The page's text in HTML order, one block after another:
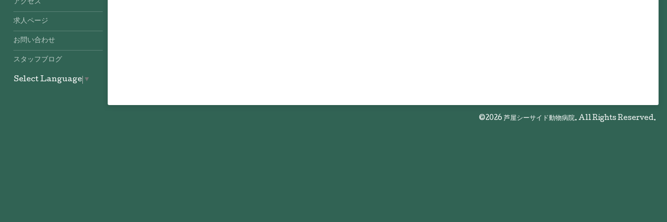
©2026 芦屋シーサイド動物病院. All Rights Reserved.
アクセス
求人ページ
お問い合わせ
スタッフブログ
Select Language ▼